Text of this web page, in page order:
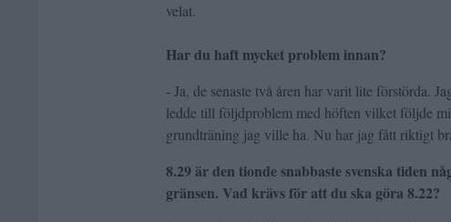
velat.
Har du haft mycket problem innan?
- Ja, de senaste två åren har varit lite förstörda.
ledde till följdproblem med höften vilket följde
grundträning jag ville ha. Nu har jag fått riktigt
8.29 är den tionde snabbaste svenska tiden
gränsen. Vad krävs för att du ska göra 8.22?